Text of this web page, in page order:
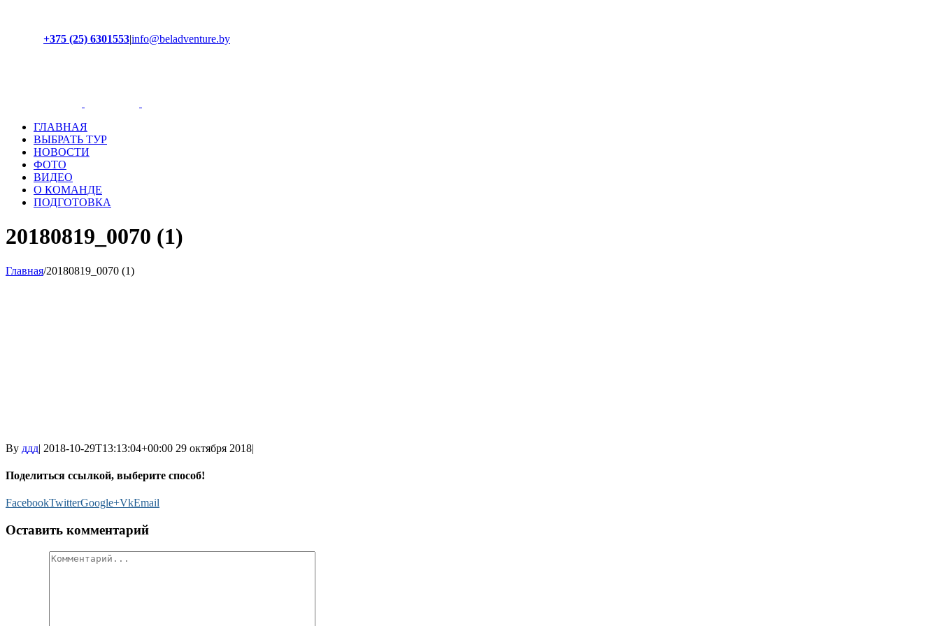
+375 (25) 6301553|info@beladventure.by
ГЛАВНАЯ
ВЫБРАТЬ ТУР
НОВОСТИ
ФОТО
ВИДЕО
О КОМАНДЕ
ПОДГОТОВКА
20180819_0070 (1)
Главная/20180819_0070 (1)
By ддд| 2018-10-29T13:13:04+00:00 29 октября 2018|
Поделиться ссылкой, выберите способ!
FacebookTwitterGoogle+VkEmail
Оставить комментарий